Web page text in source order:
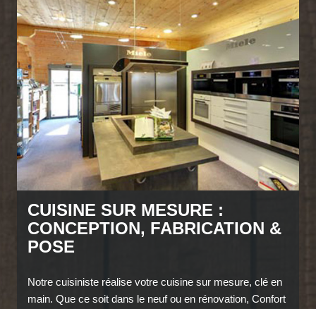
CUISINE SUR MESURE :
CONCEPTION, FABRICATION &
POSE
Notre cuisiniste réalise votre cuisine sur mesure, clé en
main. Que ce soit dans le neuf ou en rénovation, Confort